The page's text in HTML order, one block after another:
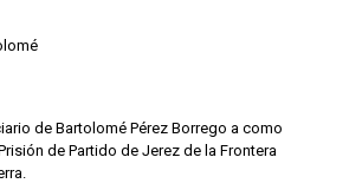
de Bartolomé Pérez Borrego a como
de Partido de Jerez de la Frontera